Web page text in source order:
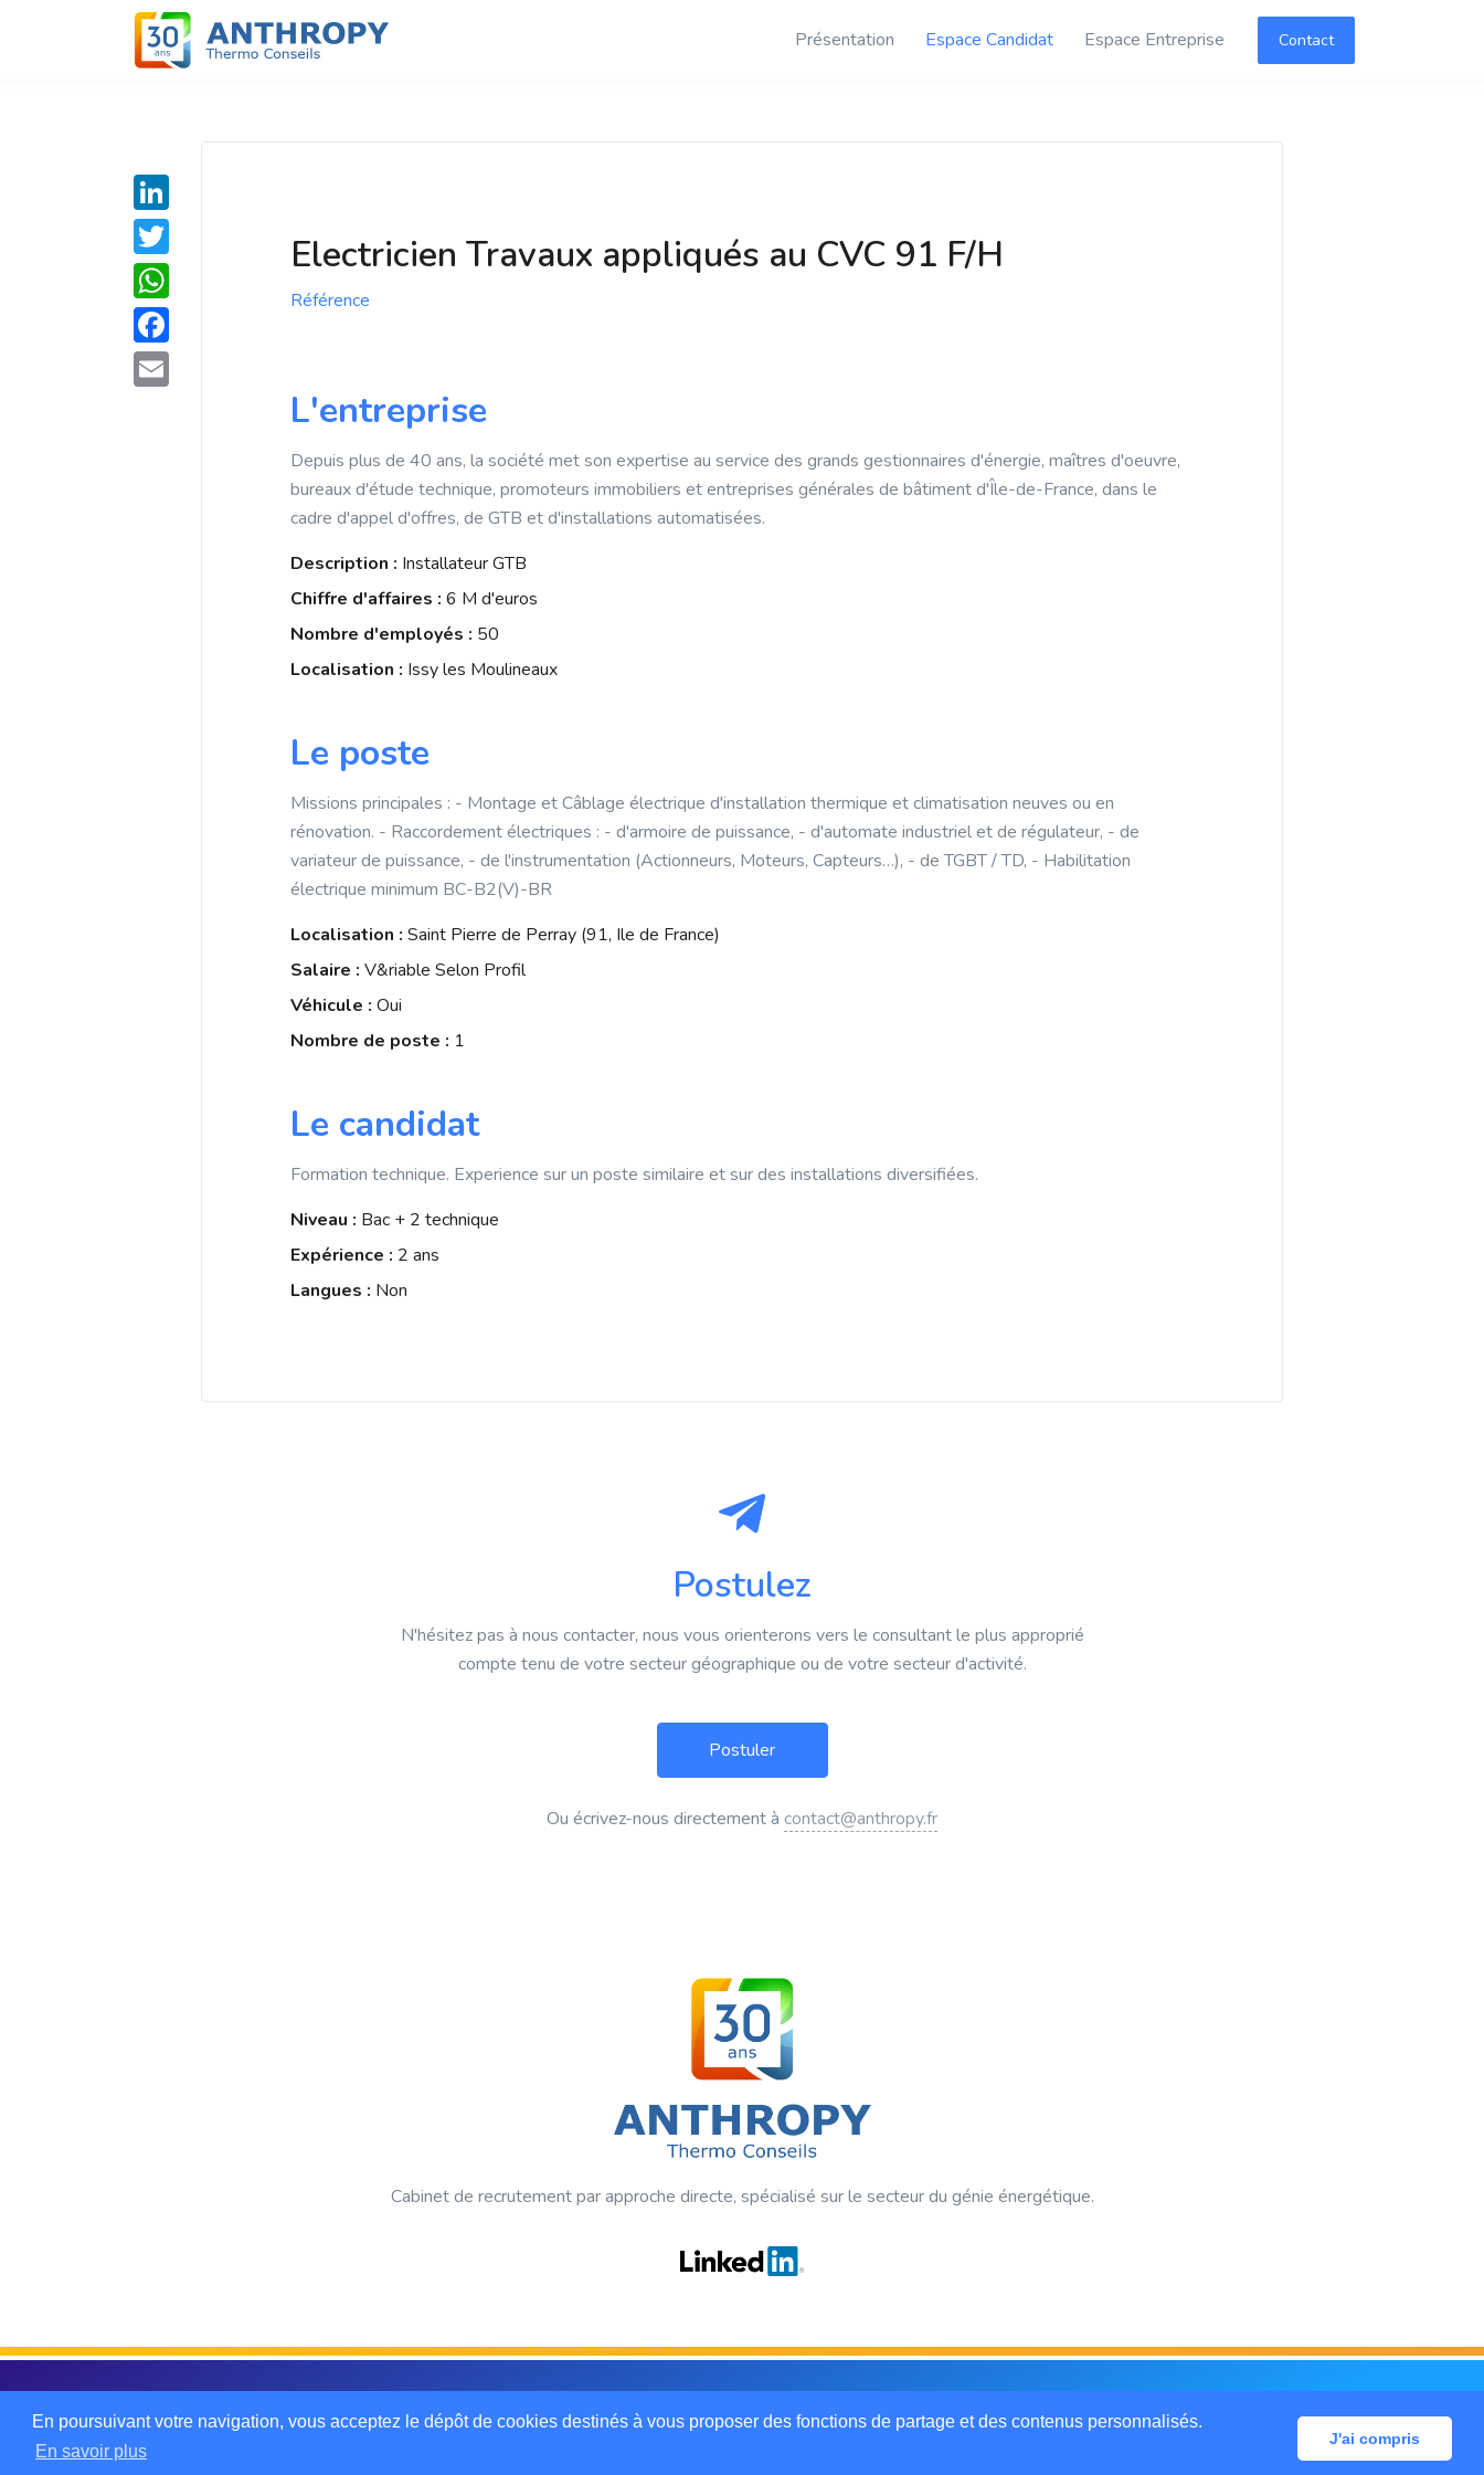
En poursuivant votre navigation, vous acceptez le dépôt de cookies destinés à vous proposer des fonctions de partage et des contenus personnalisés.
En savoir plus
J'ai compris
Présentation Espace Candidat Espace Entreprise Contact
Electricien Travaux appliqués au CVC 91 F/H
Référence
L'entreprise
Depuis plus de 40 ans, la société met son expertise au service des grands gestionnaires d'énergie, maîtres d'oeuvre,
bureaux d'étude technique, promoteurs immobiliers et entreprises générales de bâtiment d'Île-de-France, dans le
cadre d'appel d'offres, de GTB et d'installations automatisées.
Description : Installateur GTB
Chiffre d'affaires : 6 M d'euros
Nombre d'employés : 50
Localisation : Issy les Moulineaux
Le poste
Missions principales : - Montage et Câblage électrique d'installation thermique et climatisation neuves ou en
rénovation. - Raccordement électriques : - d'armoire de puissance, - d'automate industriel et de régulateur, - de
variateur de puissance, - de l'instrumentation (Actionneurs, Moteurs, Capteurs…), - de TGBT / TD, - Habilitation
électrique minimum BC-B2(V)-BR
Localisation : Saint Pierre de Perray (91, Ile de France)
Salaire : V&riable Selon Profil
Véhicule : Oui
Nombre de poste : 1
Le candidat
Formation technique. Experience sur un poste similaire et sur des installations diversifiées.
Niveau : Bac + 2 technique
Expérience : 2 ans
Langues : Non
L
i
n
k
e
T
w
i
t
W
h
a
F
Postulez
N'hésitez pas à nous contacter, nous vous orienterons vers le consultant le plus approprié
compte tenu de votre secteur géographique ou de votre secteur d'activité.
Ou écrivez-nous directement à contact@anthropy.fr
Cabinet de recrutement par approche directe, spécialisé sur le secteur du génie énergétique.
2019 © ANTHROPY Thermo Conseils. Tous droits réservés. Mentions légales CGU